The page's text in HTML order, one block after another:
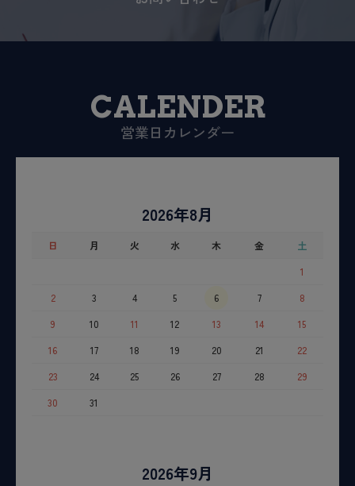
CALENDER
営業日カレンダー
2026年8月
日 月 火 水 木 金
土
1
2
3 4 5 6 7
8
9
10 11 12 13 14
15
16
17 18 19 20 21
22
23
24 25 26 27 28
29
30
31
2026年9月